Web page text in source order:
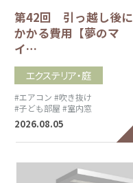
第42回 引っ越し後に
かかる費用【夢のマ
イ…
エクステリア・庭
#エアコン #吹き抜け
#子ども部屋 #室内窓
2026.08.05